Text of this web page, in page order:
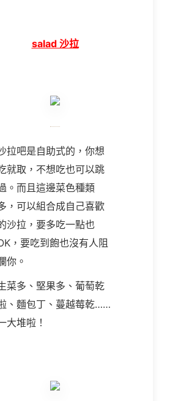
salad 沙拉
拉吧是自助式的，你想
就取，不想吃也可以跳
。而且這邊菜色種類
，可以組合成自己喜歡
沙拉，要多吃一點也
，要吃到飽也沒有人阻
你。
菜多、堅果多、葡萄乾
、麵包丁、蔓越莓乾……
大堆啦！